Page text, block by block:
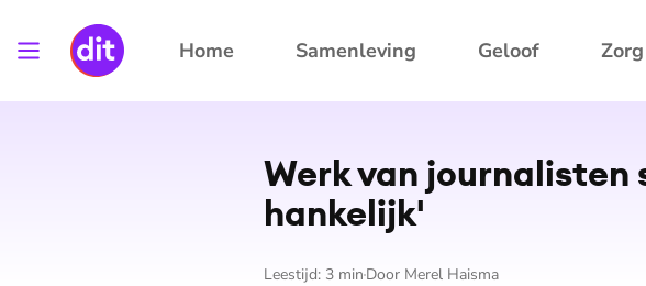
Home Samenleving Geloof Zorg
Werk van
han­ke­lijk'
Leestijd: 3 min Door Merel Haisma